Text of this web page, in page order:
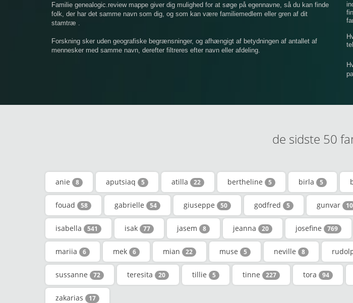
Familie genealogic.review mappe giver dig mulighed for at søge på egennavne, så du kan finde
folk, der har det samme navn som dig, og som kan være familiemedlem eller gren af ​​dit
stamtræ .
Forskning sker uden geografiske begrænsninger, og afhængigt af betydningen af ​​antallet af
mennesker med samme navn, derefter filtreres efter navn eller afdeling.
de sidste 50
anie 8 aputsiaq 5 atilla 22 bertheline 5 birla 5
fouad 58 gabrielle 54 giuseppe 50 godfred 5 gunvar 10
isabella 541 isak 77 jasem 8 jeanna 20 josefine 769
mariia 6 mek 6 mian 22 muse 5 neville 8
sussanne 72 teresita 20 tillie 5 tinne 227 tora 94
zakarias 17